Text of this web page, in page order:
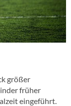
größer
früher
eingeführt.